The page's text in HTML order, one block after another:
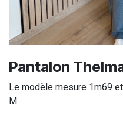
Pantalon
Le modèle mesure 1m69
M.